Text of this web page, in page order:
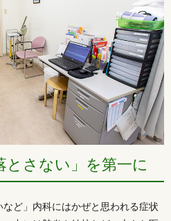
とさない」を第一に
など」内科にはかぜと思われる症状